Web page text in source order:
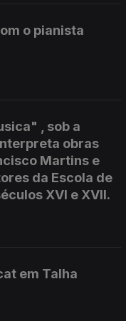
o pianista
, sob a
obras
Martins e
da Escola de
XVI e XVII.
em Talha